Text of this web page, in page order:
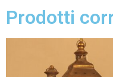
Prodotti